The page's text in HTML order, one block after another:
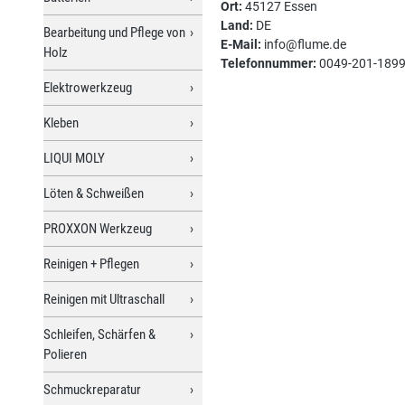
Bearbeitung und Pflege von
Holz
Elektrowerkzeug
Kleben
LIQUI MOLY
Löten & Schweißen
PROXXON Werkzeug
Reinigen + Pflegen
Reinigen mit Ultraschall
Schleifen, Schärfen &
Polieren
Schmuckreparatur
Ort: 45127 Essen
Land: DE
E-Mail: info@flume.de
Telefonnummer: 0049-201-